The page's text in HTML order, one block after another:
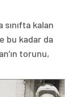
kalan
bu kadar da
torunu,